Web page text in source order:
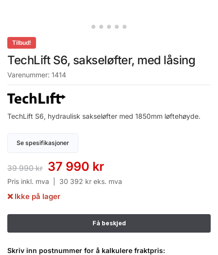
Tilbud!
TechLift S6, sakseløfter, med låsing
Varenummer: 1414
TechLift S6, hydraulisk sakseløfter med 1850mm løftehøyde.
Se spesifikasjoner
39 990kr 37 990 kr
Pris inkl. mva | 30 392 kr eks. mva
❌ Ikke på lager
Skriv inn postnummer for å kalkulere fraktpris: